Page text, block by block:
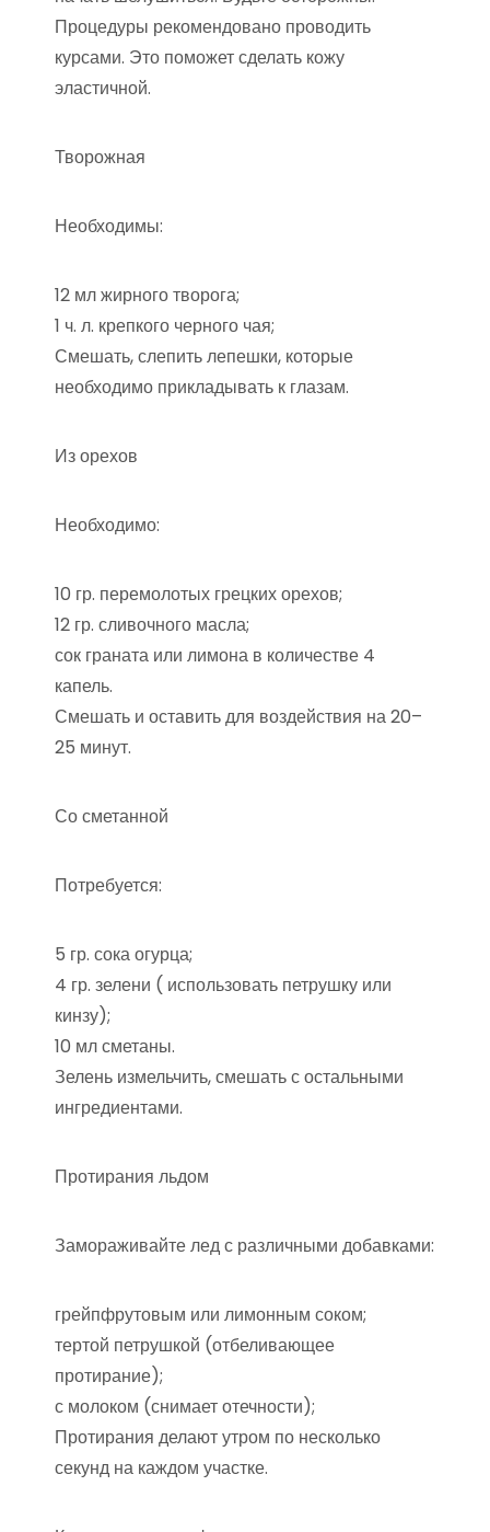
Процедуры рекомендовано проводить
курсами. Это поможет сделать кожу
эластичной.
Творожная
Необходимы:
12 мл жирного творога;
1 ч. л. крепкого черного чая;
Смешать, слепить лепешки, которые
необходимо прикладывать к глазам.
Из орехов
Необходимо:
10 гр. перемолотых грецких орехов;
12 гр. сливочного масла;
сок граната или лимона в количестве 4
капель.
Смешать и оставить для воздействия на 20–
25 минут.
Со сметанной
Потребуется:
5 гр. сока огурца;
4 гр. зелени ( использовать петрушку или
кинзу);
10 мл сметаны.
Зелень измельчить, смешать с остальными
ингредиентами.
Протирания льдом
Замораживайте лед с различными добавками:
грейпфрутовым или лимонным соком;
тертой петрушкой (отбеливающее
протирание);
с молоком (снимает отечности);
Протирания делают утром по несколько
секунд на каждом участке.